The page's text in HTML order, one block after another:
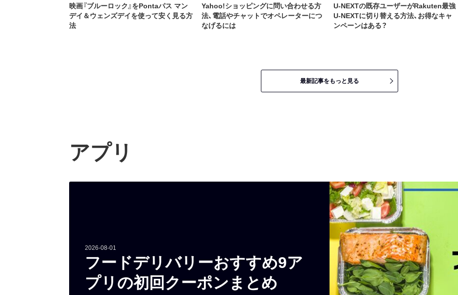
映画『ブルーロック』をPontaパス マン
デイ＆ウェンズデイを使って安く見る方
法
Yahoo!ショッピングに問い合わせる方
法、電話やチャットでオペレーターにつ
なげるには
U-NEXTの既存ユーザーがRakuten最強
U-NEXTに切り替える方法、お得なキャ
ンペーンはある？
最新記事をもっと見る
アプリ
2026-08-01
フードデリバリーおすすめ9ア
プリの初回クーポンまとめ